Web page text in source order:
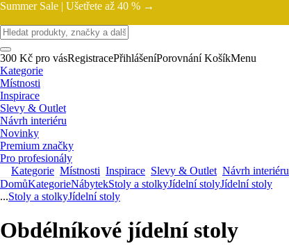
Summer Sale | Ušetřete až 40 % →
300 Kč pro vásRegistracePřihlášeníPorovnání KošíkMenu
Kategorie
Místnosti
Inspirace
Slevy & Outlet
Návrh interiéru
Novinky
Premium značky
Pro profesionály
Kategorie Místnosti Inspirace Slevy & Outlet Návrh interiéru
DomůKategorieNábytekStoly a stolkyJídelní stolyJídelní stoly
...Stoly a stolkyJídelní stoly
Obdélníkové jídelní stoly